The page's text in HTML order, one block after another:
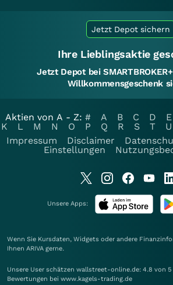
Jetzt Depot sichern
Ihre Lieblingsaktie
Jetzt Depot bei
Willkommensgeschenk
Aktien von A - Z: # A B C D E
K
L M N O P Q R S T U
Impressum
Disclaimer
Einstellungen
Unsere Apps:
Wenn Sie Kursdaten, Widgets oder andere
Ihnen ARIVA gerne.
Unsere User schätzen wallstreet-online.de: 4.8 von
Bewertungen bei www.kagels-trading.de